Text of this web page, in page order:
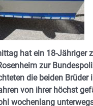
hat ein 18-Jähriger
zur
die beiden Brüder
von ihrer höchst
wochenlang